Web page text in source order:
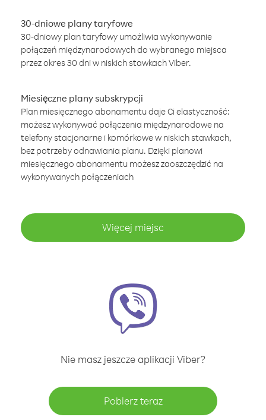
30-dniowe plany taryfowe
30-dniowy plan taryfowy umożliwia wykonywanie
połączeń międzynarodowych do wybranego miejsca
przez okres 30 dni w niskich stawkach Viber.
Miesięczne plany subskrypcji
Plan miesięcznego abonamentu daje Ci elastyczność:
możesz wykonywać połączenia międzynarodowe na
telefony stacjonarne i komórkowe w niskich stawkach,
bez potrzeby odnawiania planu. Dzięki planowi
miesięcznego abonamentu możesz zaoszczędzić na
wykonywanych połączeniach
Więcej miejsc
Nie masz jeszcze aplikacji Viber?
Pobierz teraz